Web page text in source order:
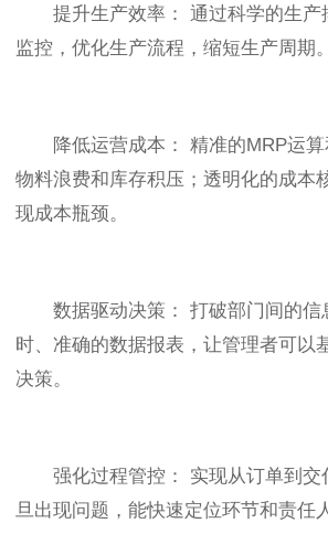
提升生产效率： 通过科学的生产
监控，优化生产流程，缩短生产周期。
降低运营成本： 精准的MRP运算
物料浪费和库存积压；透明化的成本
现成本瓶颈。
数据驱动决策： 打破部门间的信
时、准确的数据报表，让管理者可以
决策。
强化过程管控： 实现从订单到交
旦出现问题，能快速定位环节和责任